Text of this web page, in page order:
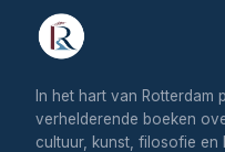
In het hart van Rotterdam
verhelderende boeken
cultuur, kunst, filosofie en